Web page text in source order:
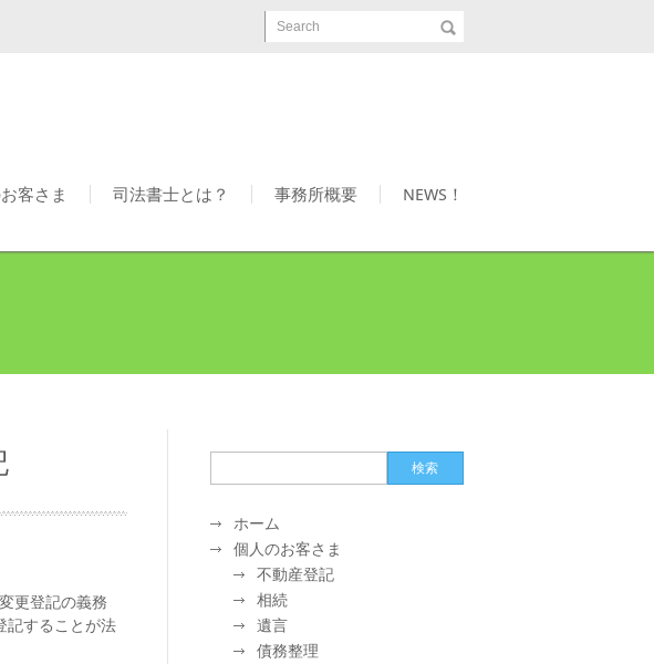
Search
客さま 司法書士とは？ 事務所概要 NEWS！
更登記の義務
記することが法
ホーム
個人のお客さま
不動産登記
相続
遺言
債務整理